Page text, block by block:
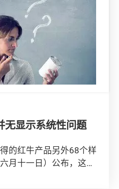
无显示系统性问题
的红牛产品另外68个样
月十一日）公布，这些